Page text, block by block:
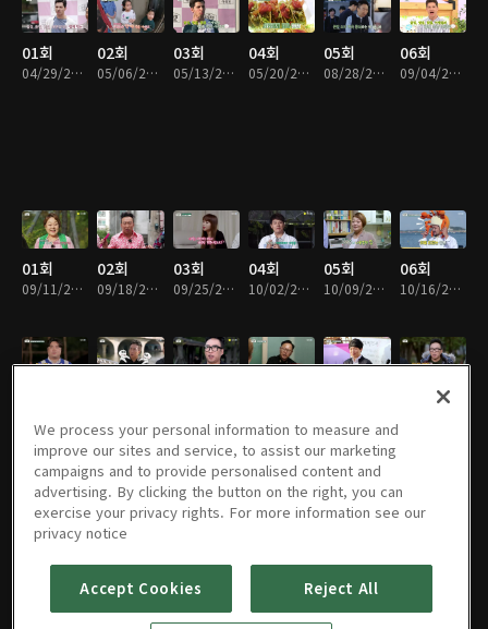
01회
04/29/2018 • 53분
02회
05/06/2018 • 51분
03회
05/13/2018 • 52분
04회
05/20/2018 • 52분
05회
08/28/2018 • 1시간 6분
06회
09/04/2018 • 1시간 5분
01회
09/11/2018 • 1시간 5분
02회
09/18/2018 • 1시간 5분
03회
09/25/2018 • 1시간 5분
04회
10/02/2018 • 1시간 5분
05회
10/09/2018 • 1시간 6분
06회
10/16/2018 • 1시간 6분
13회
12/04/2018 • 1시간 5분
02회 03회 05회 06회 07회
We process your personal information to measure and
improve our sites and service, to assist our marketing
campaigns and to provide personalised content and
advertising. By clicking the button on the right, you can
exercise your privacy rights. For more information see our
privacy notice
Accept Cookies Reject All